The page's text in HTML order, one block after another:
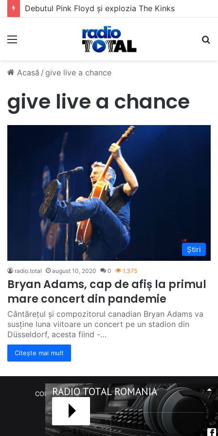
Debutul Pink Floyd și explozia The Kinks
Meniu
Acasă / give live a chance
give live a chance
Știri
radio.total august 10, 2020 0 1.375
Bryan Adams, cap de afiș la primul
mare concert din pandemie
Cântăreţul şi compozitorul canadian Bryan Adams va
susţine luna viitoare un concert pe un stadion din
Düsseldorf, acesta fiind -…
Citește mai mult
COPYRIGHT Radio Total România. (C) 2020-2023
Facebook
RSS
RADIO TOTAL ROMANIA